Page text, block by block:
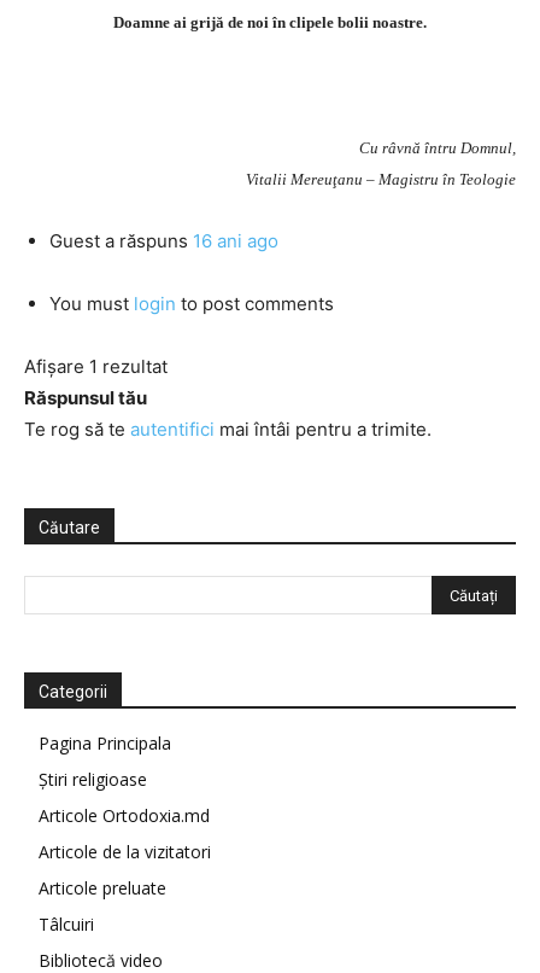
Doamne ai grijă de noi în clipele bolii noastre.
Cu râvnă întru Domnul,
Vitalii Mereuţanu – Magistru în Teologie
Guest a răspuns 16 ani ago
You must login to post comments
Afișare 1 rezultat
Răspunsul tău
Te rog să te autentifici mai întâi pentru a trimite.
Căutare
Categorii
Pagina Principala
Știri religioase
Articole Ortodoxia.md
Articole de la vizitatori
Articole preluate
Tâlcuiri
Bibliotecă video